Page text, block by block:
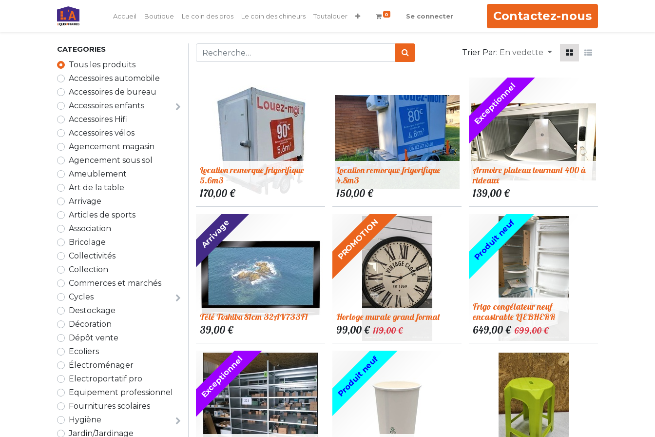
Accueil Boutique Le coin des pros Le coin des chineurs Toutalouer 0 Se connecter Contactez-nous
CATEGORIES
Tous les produits
Accessoires automobile
Accessoires de bureau
Accessoires enfants
Accessoires Hifi
Accessoires vélos
Agencement magasin
Agencement sous sol
Ameublement
Art de la table
Arrivage
Articles de sports
Association
Bricolage
Collectivités
Collection
Commerces et marchés
Cycles
Destockage
Décoration
Dépôt vente
Ecoliers
Électroménager
Electroportatif pro
Equipement professionnel
Fournitures scolaires
Hygiène
Jardin/Jardinage
Trier Par: En vedette
Location remorque frigorifique
5.6m3
170,00€
Location remorque frigorifique
4.8m3
150,00€
Armoire plateau tournant 400 à
rideaux
139,00€
Exceptionnel
Télé Toshiba 81cm 32AV733F1
39,00€
Arrivage
Horloge murale grand format
99,00€ 119,00€
PROMOTION
Frigo congélateur neuf
encastrable LIEBHERR
649,00€ 699,00€
Produit neuf
Exceptionnel Produit neuf